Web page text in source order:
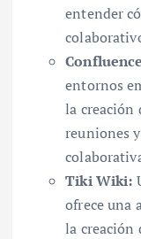
entender
entornos
la creación
reuniones
Tiki Wiki:
ofrece una
la creación